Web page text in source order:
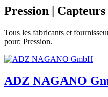
Pression |
Tous les fabricants et
pour: Pression.
ADZ NAGANO